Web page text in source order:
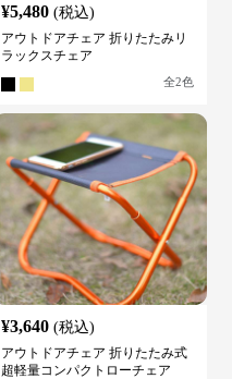
¥5,480 (税込)
アウトドアチェア 折りたたみリ
ラックスチェア
全2色
¥3,640 (税込)
アウトドアチェア 折りたたみ式
超軽量コンパクトローチェア